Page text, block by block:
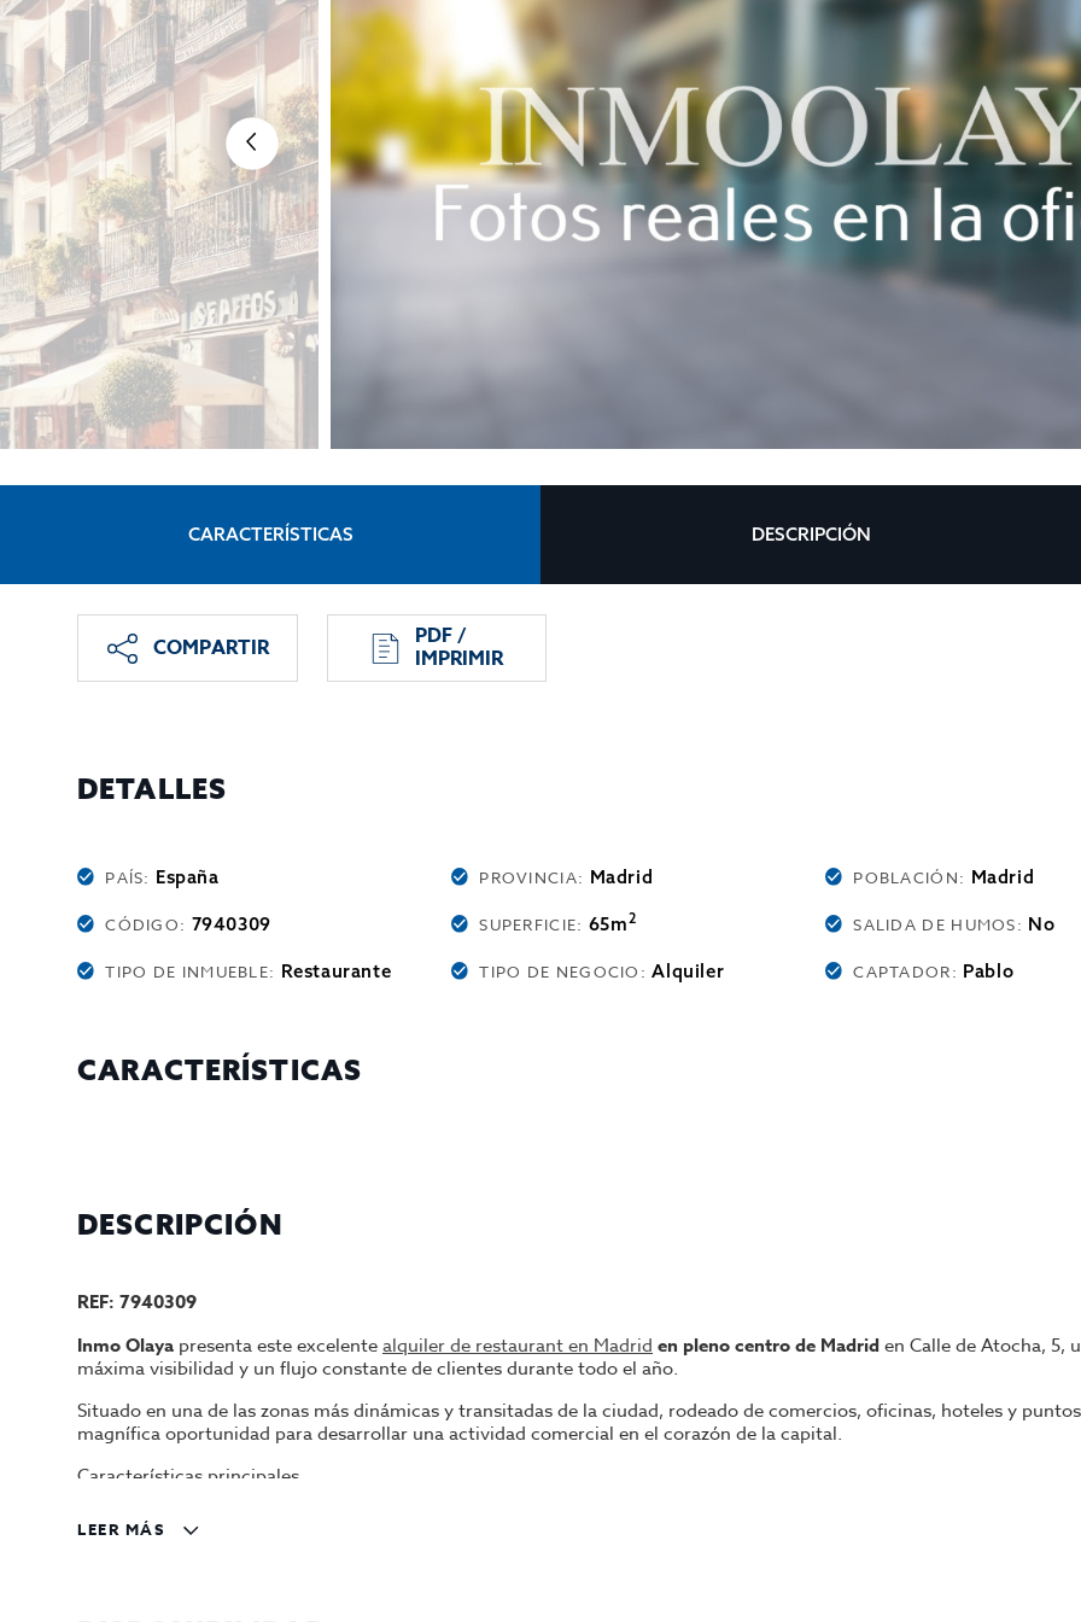
CARACTERÍSTICAS DESCRIPCIÓN
COMPARTIR PDF /
IMPRIMIR
DETALLES
PAÍS: España PROVINCIA: Madrid POBLACIÓN: Madrid
CÓDIGO: 7940309 SUPERFICIE: 65m2 SALIDA DE HUMOS: No
TIPO DE INMUEBLE: Restaurante TIPO DE NEGOCIO:Alquiler CAPTADOR: Pablo
CARACTERÍSTICAS
DESCRIPCIÓN
REF: 7940309
Inmo Olaya presenta este excelentealquiler de restaurant en Madrid en pleno centro de Madriden Calle de Atocha, 5,
máxima visibilidad y un flujo constante de clientes durante todo el año.
Situado en una de las zonas más dinámicas y transitadas de la ciudad, rodeado de comercios, oficinas, hoteles y
magnífica oportunidad para desarrollar una actividad comercial en el corazón de la capital.
Características principales
Superficie construida: 80 m²
LEER MÁS